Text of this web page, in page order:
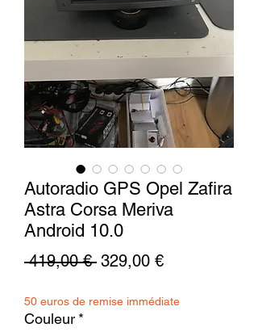
Autoradio GPS Opel Zafira
Astra Corsa Meriva
Android 10.0
419,00 € Precio
329,00 €Precio
50 euros de remise immédiate
Couleur *